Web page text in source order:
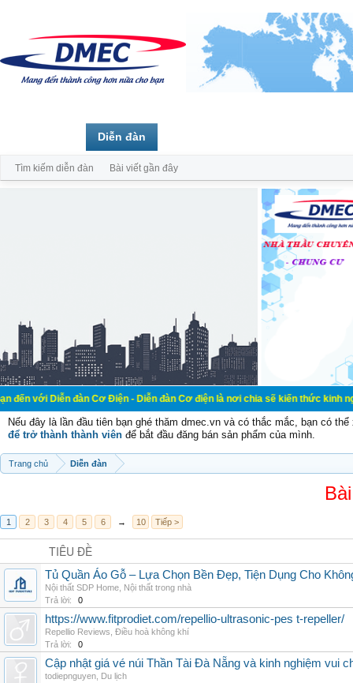
đàn Cơ Điện - Diễn đàn Cơ điện là nơi chia sẽ kiến thức kinh nghiệm
Nếu đây là lần đầu tiên bạn ghé thăm dmec.vn và có thắc mắc, bạn có
để trở thành thành viên để bắt đầu đăng bán sản phẩm của mình.
Trang chủ Diễn đàn
1 2 3 4 5 6 → 10 Tiếp >
TIÊU ĐỀ
Tủ Quần Áo Gỗ – Lựa Chọn Bền Đẹp, Tiện Dụng Cho
Nội thất SDP Home Nội thất trong nhà
Trả lời:
0
https://www.fitprodiet.com/repellio-ultrasonic-pes t-repeller/
Repellio Reviews Điều hoà không khí
Trả lời:
0
Cập nhật giá vé núi Thần Tài Đà Nẵng và kinh nghiệm vui
todiepnguyen Du lịch
Diễn đàn
Tìm kiếm diễn đàn Bài viết gần đây